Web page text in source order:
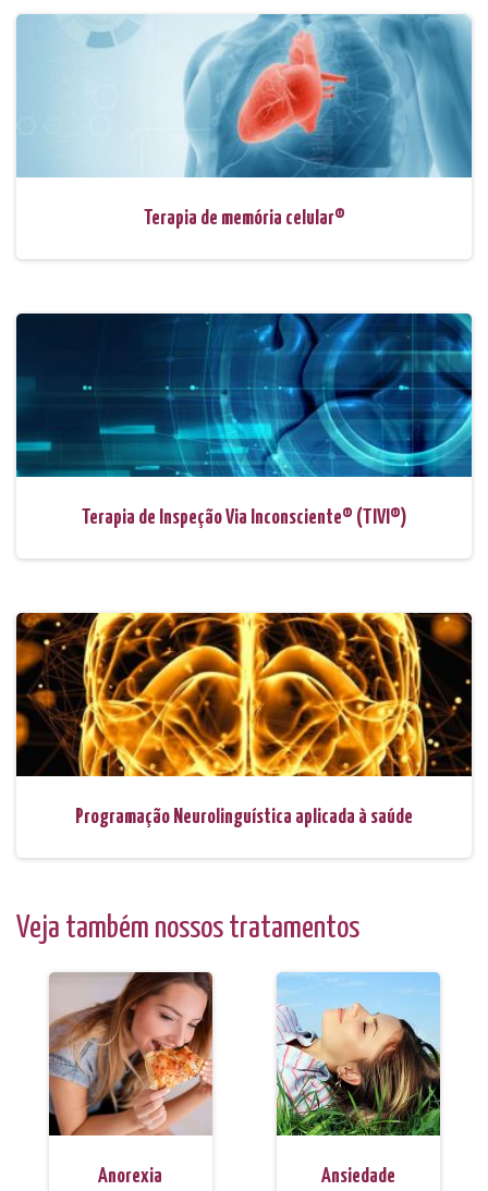
Terapia de memória celular®
Terapia de Inspeção Via Inconsciente® (TIVI®)
Programação Neurolinguística aplicada à saúde
Veja também nossos tratamentos
Anorexia Ansiedade